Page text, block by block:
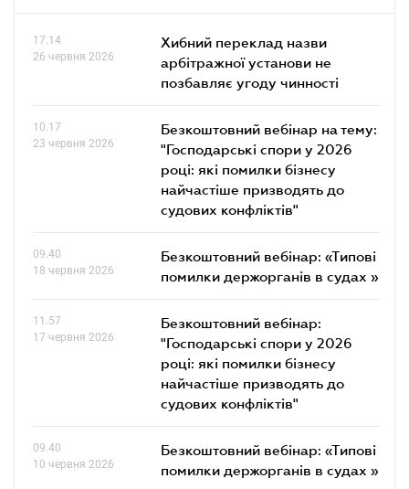
17.14
26 червня 2026
Хибний переклад назви
арбітражної установи не
позбавляє угоду чинності
10.17
23 червня 2026
Безкоштовний вебінар на тему:
"Господарські спори у 2026
році: які помилки бізнесу
найчастіше призводять до
судових конфліктів"
09.40
18 червня 2026
Безкоштовний вебінар: «Типові
помилки держорганів в судах »
11.57
17 червня 2026
Безкоштовний вебінар:
"Господарські спори у 2026
році: які помилки бізнесу
найчастіше призводять до
судових конфліктів"
09.40
10 червня 2026
Безкоштовний вебінар: «Типові
помилки держорганів в судах »